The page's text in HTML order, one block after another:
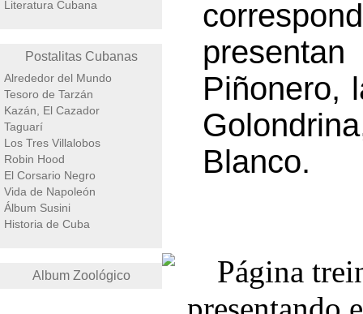
Literatura Cubana
Postalitas Cubanas
Alrededor del Mundo
Tesoro de Tarzán
Kazán, El Cazador
Taguarí
Los Tres Villalobos
Robin Hood
El Corsario Negro
Vida de Napoleón
Álbum Susini
Historia de Cuba
Album Zoológico
Piñonero,
Blanco.